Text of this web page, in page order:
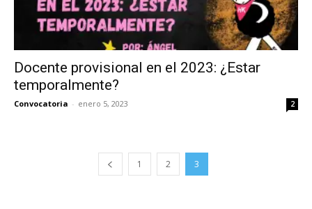
Docente provisional en el 2023: ¿Estar
temporalmente?
Convocatoria - enero 5, 2023 2
1 2 3